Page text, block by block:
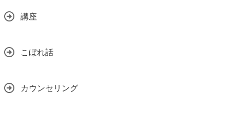
講座
こぼれ話
カウンセリング